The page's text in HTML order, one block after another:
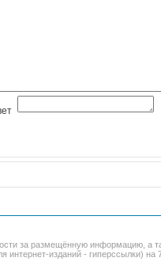
за размещённую информацию, а
интернет-изданий - гиперссылки) на